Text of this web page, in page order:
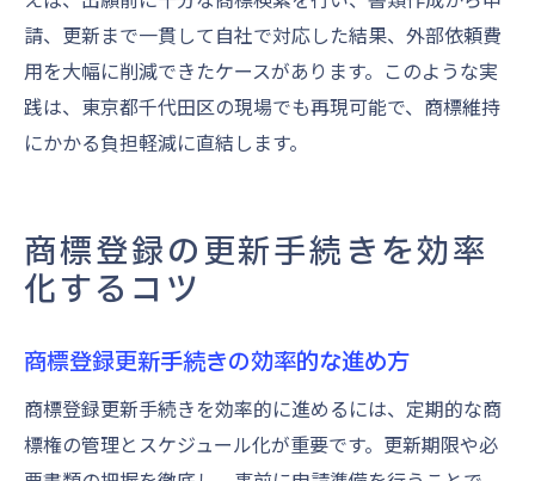
請、更新まで一貫して自社で対応した結果、外部依頼費
用を大幅に削減できたケースがあります。このような実
践は、東京都千代田区の現場でも再現可能で、商標維持
にかかる負担軽減に直結します。
商標登録の更新手続きを効率
化するコツ
商標登録更新手続きの効率的な進め方
商標登録更新手続きを効率的に進めるには、定期的な商
標権の管理とスケジュール化が重要です。更新期限や必